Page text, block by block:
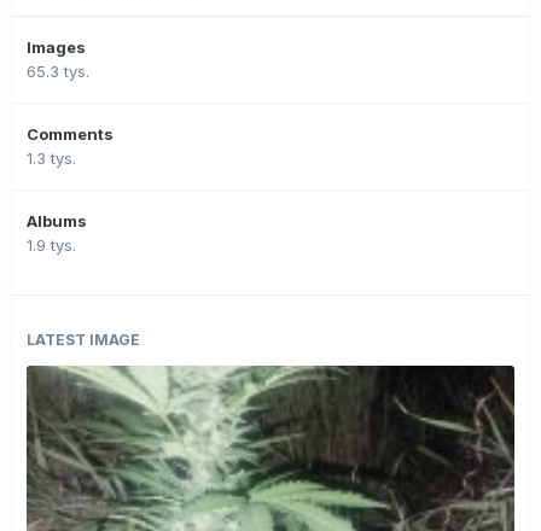
Images
65.3 tys.
Comments
1.3 tys.
Albums
1.9 tys.
LATEST IMAGE